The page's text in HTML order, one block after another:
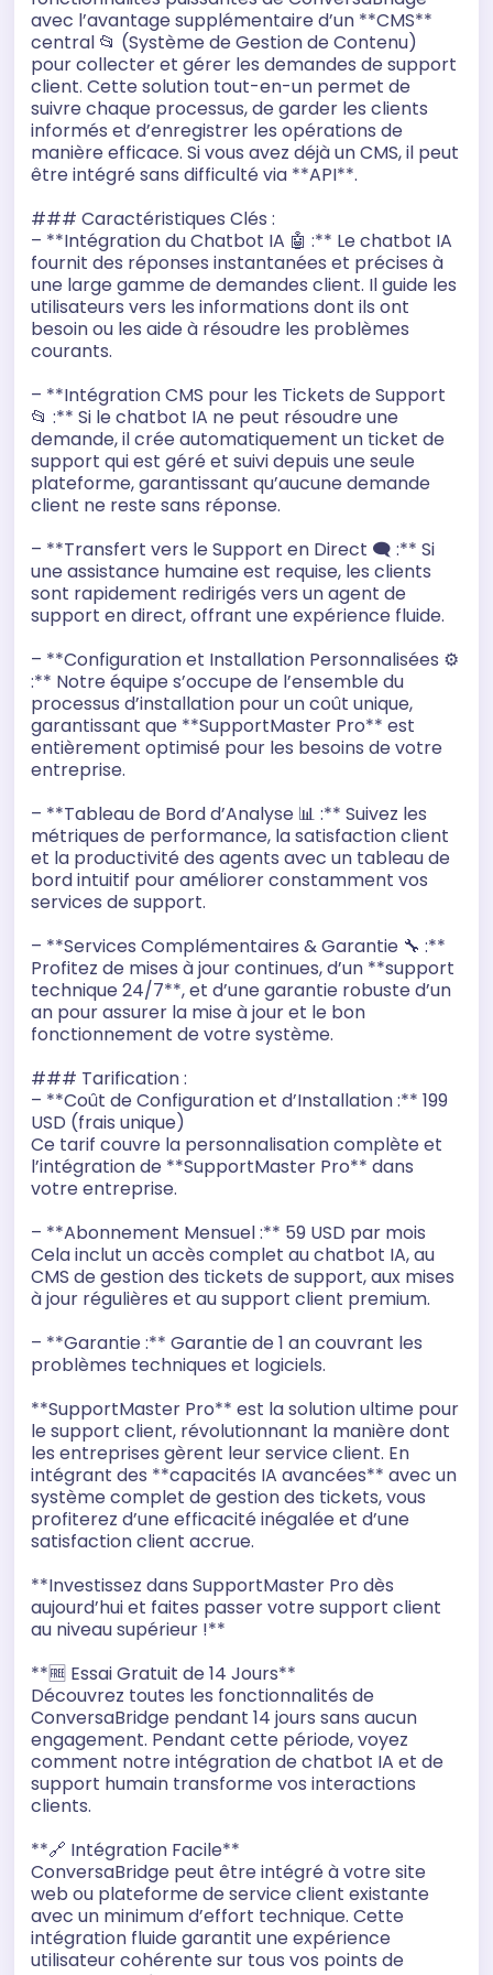
r
avec l’avantage supplémentaire d’un **CMS**
central 📂 (Système de Gestion de Contenu)
pour collecter et gérer les demandes de support
client. Cette solution tout-en-un permet de
suivre chaque processus, de garder les clients
informés et d’enregistrer les opérations de
manière efficace. Si vous avez déjà un CMS, il peut
être intégré sans difficulté via **API**.
### Caractéristiques Clés :
– **Intégration du Chatbot IA 🤖 :** Le chatbot IA
fournit des réponses instantanées et précises à
une large gamme de demandes client. Il guide les
utilisateurs vers les informations dont ils ont
besoin ou les aide à résoudre les problèmes
courants.
– **Intégration CMS pour les Tickets de Support
📂 :** Si le chatbot IA ne peut résoudre une
demande, il crée automatiquement un ticket de
support qui est géré et suivi depuis une seule
plateforme, garantissant qu’aucune demande
client ne reste sans réponse.
– **Transfert vers le Support en Direct 🗨️ :** Si
une assistance humaine est requise, les clients
sont rapidement redirigés vers un agent de
support en direct, offrant une expérience fluide.
– **Configuration et Installation Personnalisées ⚙️
:** Notre équipe s’occupe de l’ensemble du
processus d’installation pour un coût unique,
garantissant que **SupportMaster Pro** est
entièrement optimisé pour les besoins de votre
entreprise.
– **Tableau de Bord d’Analyse 📊 :** Suivez les
métriques de performance, la satisfaction client
et la productivité des agents avec un tableau de
bord intuitif pour améliorer constamment vos
services de support.
– **Services Complémentaires & Garantie 🔧 :**
Profitez de mises à jour continues, d’un **support
technique 24/7**, et d’une garantie robuste d’un
an pour assurer la mise à jour et le bon
fonctionnement de votre système.
### Tarification :
– **Coût de Configuration et d’Installation :** 199
USD (frais unique)
Ce tarif couvre la personnalisation complète et
l’intégration de **SupportMaster Pro** dans
votre entreprise.
– **Abonnement Mensuel :** 59 USD par mois
Cela inclut un accès complet au chatbot IA, au
CMS de gestion des tickets de support, aux mises
à jour régulières et au support client premium.
– **Garantie :** Garantie de 1 an couvrant les
problèmes techniques et logiciels.
**SupportMaster Pro** est la solution ultime pour
le support client, révolutionnant la manière dont
les entreprises gèrent leur service client. En
intégrant des **capacités IA avancées** avec un
système complet de gestion des tickets, vous
profiterez d’une efficacité inégalée et d’une
satisfaction client accrue.
**Investissez dans SupportMaster Pro dès
aujourd’hui et faites passer votre support client
au niveau supérieur !**
**🆓 Essai Gratuit de 14 Jours**
Découvrez toutes les fonctionnalités de
ConversaBridge pendant 14 jours sans aucun
engagement. Pendant cette période, voyez
comment notre intégration de chatbot IA et de
support humain transforme vos interactions
clients.
**🔗 Intégration Facile**
ConversaBridge peut être intégré à votre site
web ou plateforme de service client existante
avec un minimum d’effort technique. Cette
intégration fluide garantit une expérience
utilisateur cohérente sur tous vos points de